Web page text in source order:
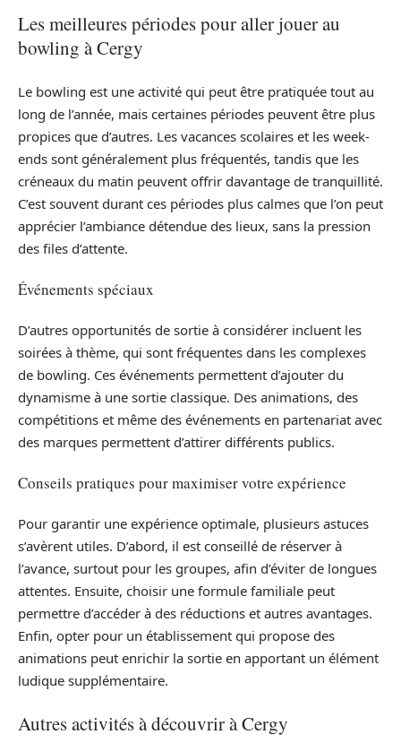
Les meilleures périodes pour aller jouer au
bowling à Cergy
Le bowling est une activité qui peut être pratiquée tout au
long de l’année, mais certaines périodes peuvent être plus
propices que d’autres. Les vacances scolaires et les week-
ends sont généralement plus fréquentés, tandis que les
créneaux du matin peuvent offrir davantage de tranquillité.
C’est souvent durant ces périodes plus calmes que l’on peut
apprécier l’ambiance détendue des lieux, sans la pression
des files d’attente.
Événements spéciaux
D’autres opportunités de sortie à considérer incluent les
soirées à thème, qui sont fréquentes dans les complexes
de bowling. Ces événements permettent d’ajouter du
dynamisme à une sortie classique. Des animations, des
compétitions et même des événements en partenariat avec
des marques permettent d’attirer différents publics.
Conseils pratiques pour maximiser votre expérience
Pour garantir une expérience optimale, plusieurs astuces
s’avèrent utiles. D’abord, il est conseillé de réserver à
l’avance, surtout pour les groupes, afin d’éviter de longues
attentes. Ensuite, choisir une formule familiale peut
permettre d’accéder à des réductions et autres avantages.
Enfin, opter pour un établissement qui propose des
animations peut enrichir la sortie en apportant un élément
ludique supplémentaire.
Autres activités à découvrir à Cergy